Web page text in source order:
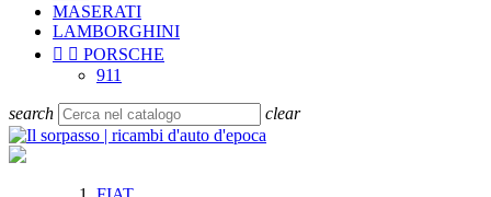
MASERATI
LAMBORGHINI
  PORSCHE
911
search clear